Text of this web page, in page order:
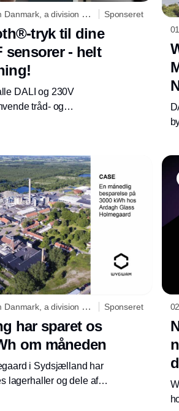
Danmark, a division of
Sponseret
tryk til dine
sensorer - helt
DALI og 230V
tråd- og
Danmark, a division of
Sponseret
har sparet os
om måneden
i Sydsjælland har
lagerhaller og dele af